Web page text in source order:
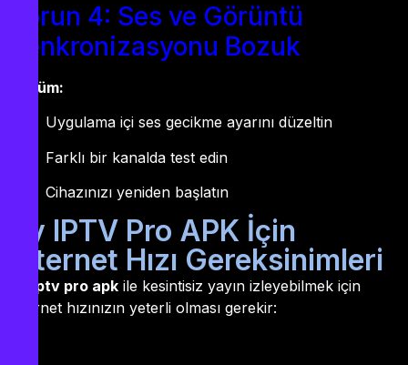
Sorun 4: Ses ve Görüntü
Senkronizasyonu Bozuk
Çözüm:
Uygulama içi ses gecikme ayarını düzeltin
Farklı bir kanalda test edin
Cihazınızı yeniden başlatın
By IPTV Pro APK İçin
İnternet Hızı Gereksinimleri
By iptv pro apk ile kesintisiz yayın izleyebilmek için
internet hızınızın yeterli olması gerekir: